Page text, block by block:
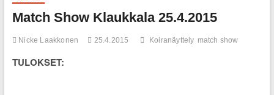
Match Show Klaukkala 25.4.2015
Nicke Laakkonen 25.4.2015 Koiranäyttely match show
TULOKSET: